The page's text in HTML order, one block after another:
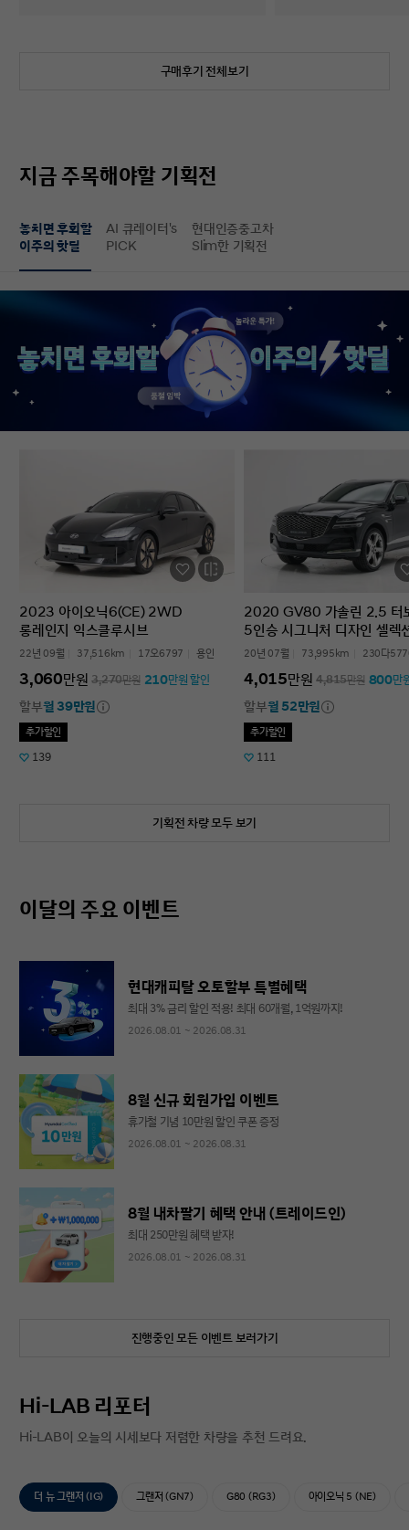
보면 예상과 달라서 후회했다는 이야기도
제공돼서 불안감이 많이 줄었다는
상태가 더 좋아서 만족도가 높았습니다.
중고차지만 관리가 잘 된 차량이라는
느낌이 확실히 들었습니다. 무엇보다
좋았던 건 ‘중고차인데도 걱정이 거의
없었다’는 점입니다. 차를 잘 모르는 사람
입장에서는 어디를 봐야 할지부터
막막한데, 그런 부담이 많이 줄었습니다.
온라인으로 비교하고 구매까지 진행할 수
있어서 시간적으로도 편했고, 직장인
입장에서는 이 부분이 특히
있을 것 같습니다. 중고차 구매가
처음이거나 차량 상태 확인이 어려운
분들에게는 현대인증중고차를 충분히
고려해볼 만하다고 생각합니다.
도착해 기분 좋게 차를
완벽한 경험이었습니
고민하는 사람 있으면
현대인증중고차 추천
차량 보내주셔서 감사
구매후기 전체보기
지금 주목해야할 기획전
놓치면 후회할
이주의 핫딜
AI 큐레이터's
PICK
현대인증중고차
Slim한 기획전
2023 아이오닉6(CE) 2WD
롱레인지 익스클루시브
22년 09월 37,516km 17오6797 용인
3,060만원 3,270만원 210만원 할인
할부월 39만원
추가할인
139
2020 GV80 가솔린 2.5 터
5인승 시그니처 디자인 셀
20년 07월 73,995km 230다
4,015만원 4,815만원 800만
할부월 52만원
추가할인
111
기획전 차량 모두 보기
이달의 주요 이벤트
현대캐피탈 오토할부 특별혜택
최대 3% 금리 할인 적용! 최대 60개월, 1억원까지!
2026.08.01 ~ 2026.08.31
8월 신규 회원가입 이벤트
휴가철 기념 10만원 할인 쿠폰 증정
2026.08.01 ~ 2026.08.31
8월 내차팔기 혜택 안내 (트레이드인)
최대 250만원 혜택 받자!
2026.08.01 ~ 2026.08.31
진행중인 모든 이벤트 보러가기
Hi-LAB 리포터
Hi-LAB이 오늘의 시세보다 저렴한 차량을 추천 드려요.
더 뉴 그랜저 (IG) 그랜저 (GN7) G80 (RG3) 아이오닉 5 (NE)